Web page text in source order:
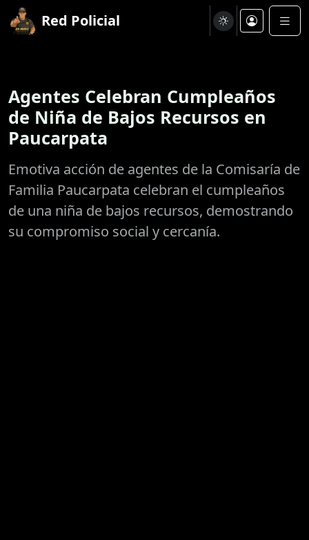
Red Policial
Agentes Celebran Cumpleaños
de Niña de Bajos Recursos en
Paucarpata
Emotiva acción de agentes de la Comisaría de
Familia Paucarpata celebran el cumpleaños
de una niña de bajos recursos, demostrando
su compromiso social y cercanía.